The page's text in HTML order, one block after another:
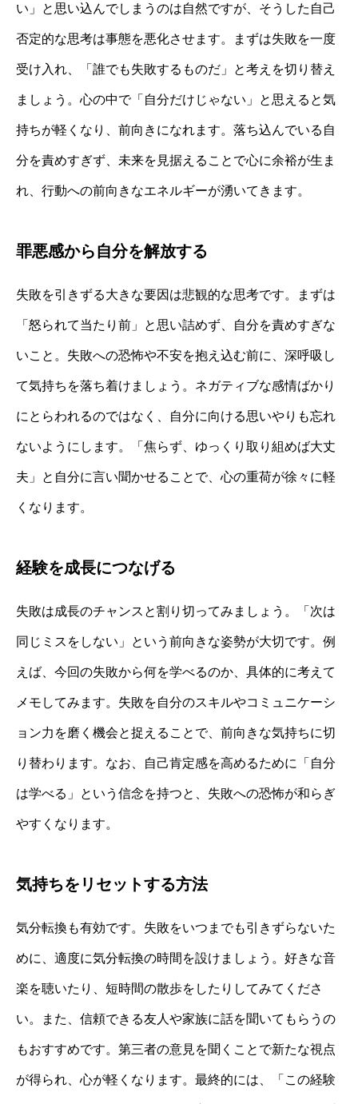
い」と思い込んでしまうのは自然ですが、そうした自己
否定的な思考は事態を悪化させます。まずは失敗を一度
受け入れ、「誰でも失敗するものだ」と考えを切り替え
ましょう。心の中で「自分だけじゃない」と思えると気
持ちが軽くなり、前向きになれます。落ち込んでいる自
分を責めすぎず、未来を見据えることで心に余裕が生ま
れ、行動への前向きなエネルギーが湧いてきます。
罪悪感から自分を解放する
失敗を引きずる大きな要因は悲観的な思考です。まずは
「怒られて当たり前」と思い詰めず、自分を責めすぎな
いこと。失敗への恐怖や不安を抱え込む前に、深呼吸し
て気持ちを落ち着けましょう。ネガティブな感情ばかり
にとらわれるのではなく、自分に向ける思いやりも忘れ
ないようにします。「焦らず、ゆっくり取り組めば大丈
夫」と自分に言い聞かせることで、心の重荷が徐々に軽
くなります。
経験を成長につなげる
失敗は成長のチャンスと割り切ってみましょう。「次は
同じミスをしない」という前向きな姿勢が大切です。例
えば、今回の失敗から何を学べるのか、具体的に考えて
メモしてみます。失敗を自分のスキルやコミュニケーシ
ョン力を磨く機会と捉えることで、前向きな気持ちに切
り替わります。なお、自己肯定感を高めるために「自分
は学べる」という信念を持つと、失敗への恐怖が和らぎ
やすくなります。
気持ちをリセットする方法
気分転換も有効です。失敗をいつまでも引きずらないた
めに、適度に気分転換の時間を設けましょう。好きな音
楽を聴いたり、短時間の散歩をしたりしてみてくださ
い。また、信頼できる友人や家族に話を聞いてもらうの
もおすすめです。第三者の意見を聞くことで新たな視点
が得られ、心が軽くなります。最終的には、「この経験